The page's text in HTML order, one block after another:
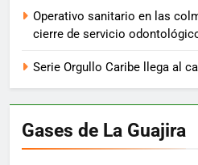
Operativo sanitario en las
cierre de servicio
Serie Orgullo Caribe llega al
Gases de La Guajira